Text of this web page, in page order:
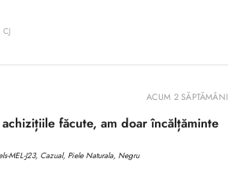
făcute, am doar încălțăminte
MEL-J23, Cazual, Piele Naturala, Negru
ACUM 2 SĂPTĂMÂNI